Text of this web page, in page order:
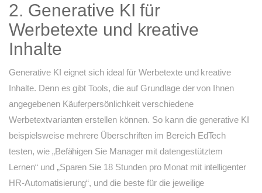
2. Generative KI für
Werbetexte und kreative
Inhalte
Generative KI eignet sich ideal für Werbetexte und kreative
Inhalte. Denn es gibt Tools, die auf Grundlage der von Ihnen
angegebenen Käuferpersönlichkeit verschiedene
Werbetextvarianten erstellen können. So kann die generative KI
beispielsweise mehrere Überschriften im Bereich EdTech
testen, wie „Befähigen Sie Manager mit datengestütztem
Lernen“ und „Sparen Sie 18 Stunden pro Monat mit intelligenter
HR-Automatisierung“, und die beste für die jeweilige